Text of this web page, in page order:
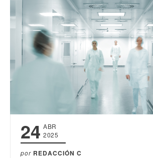
24 ABR
2025
por REDACCIÓN C